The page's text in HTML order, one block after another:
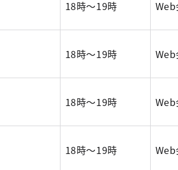
18時～19時
18時～19時
18時～19時
18時～19時